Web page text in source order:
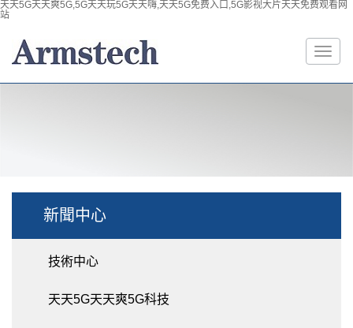
天天5G天天爽5G,5G天天玩5G天天嗨,天天5G免费入口,5G影视大片天天免费观看网
站
新聞中心
技術中心
天天5G天天爽5G科技